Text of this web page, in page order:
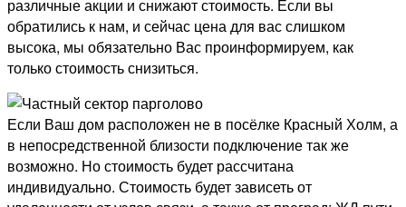
различные акции и снижают стоимость. Если вы
обратились к нам, и сейчас цена для вас слишком
высока, мы обязательно Вас проинформируем, как
только стоимость снизиться.
Если Ваш дом расположен не в посёлке Красный Холм, а
в непосредственной близости подключение так же
возможно. Но стоимость будет рассчитана
индивидуально. Стоимость будет зависеть от